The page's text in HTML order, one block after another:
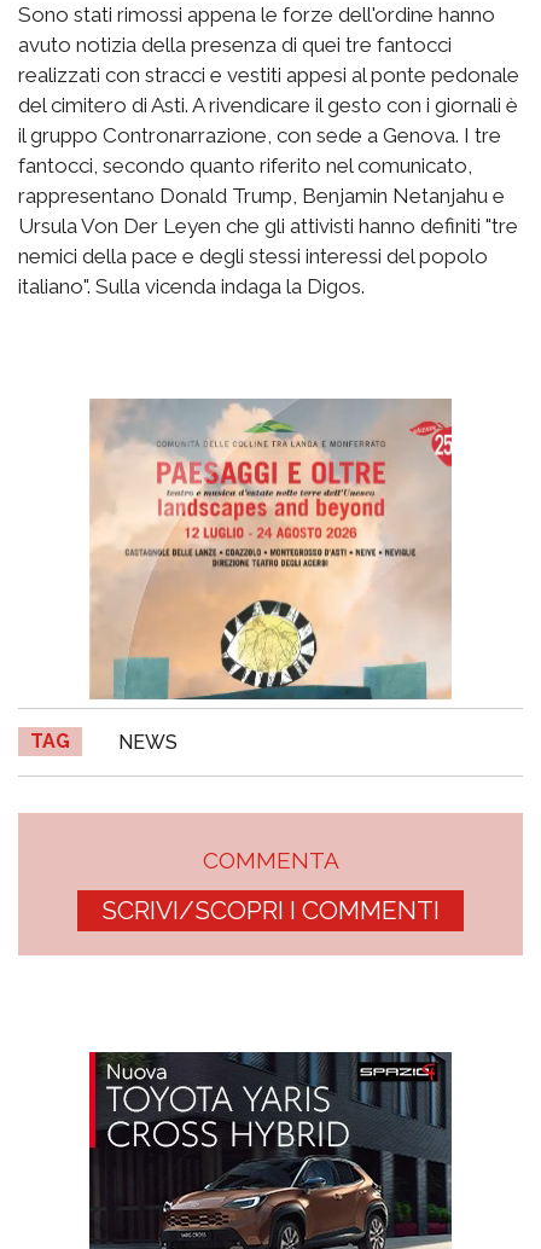
Sono stati rimossi appena le forze dell'ordine hanno
avuto notizia della presenza di quei tre fantocci
realizzati con stracci e vestiti appesi al ponte pedonale
del cimitero di Asti. A rivendicare il gesto con i giornali è
il gruppo Contronarrazione, con sede a Genova. I tre
fantocci, secondo quanto riferito nel comunicato,
rappresentano Donald Trump, Benjamin Netanjahu e
Ursula Von Der Leyen che gli attivisti hanno definiti "tre
nemici della pace e degli stessi interessi del popolo
italiano". Sulla vicenda indaga la Digos.
TAG NEWS
COMMENTA
SCRIVI/SCOPRI I COMMENTI